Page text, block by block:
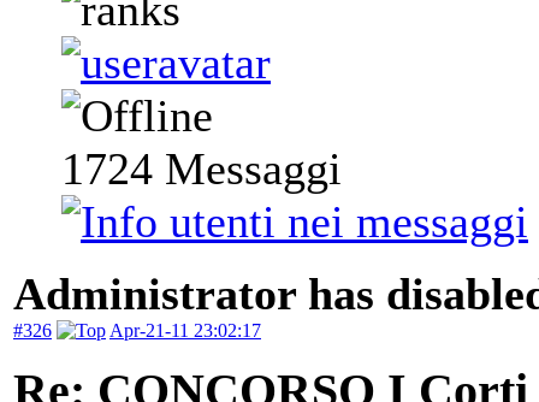
1724 Messaggi
Administrator has
#326 Apr-21-11 23:02:17